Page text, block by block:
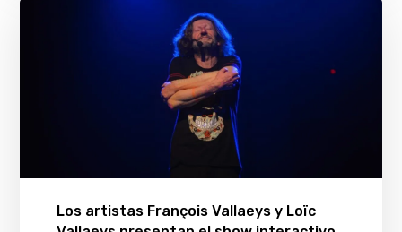
Los artistas François Vallaeys y Loïc